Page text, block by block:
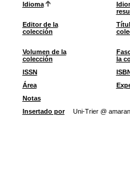
Idioma
Editor de la
colección
Volumen de la
colección
la
ISSN
Área
Notas
Insertado por
Uni-Trier @